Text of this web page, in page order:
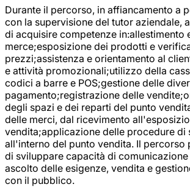
Durante il percorso, in affiancamento a
con la supervisione del tutor aziendale,
di acquisire competenze in:allestimento
merce;esposizione dei prodotti e
prezzi;assistenza e orientamento al
e attività promozionali;utilizzo della
codici a barre e POS;gestione delle
pagamento;registrazione delle
degli spazi e dei reparti del punto
delle merci, dal ricevimento
vendita;applicazione delle procedure di
all'interno del punto vendita. Il percorso
di sviluppare capacità di
ascolto delle esigenze, vendita e
con il pubblico.